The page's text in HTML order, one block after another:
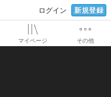
ログイン 新規登録
マイページ その他